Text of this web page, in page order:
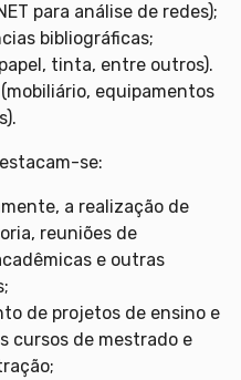
para análise de redes);
bibliográficas;
tinta, entre outros).
equipamentos
se:
a realização de
reuniões de
e outras
de projetos de ensino e
cursos de mestrado e